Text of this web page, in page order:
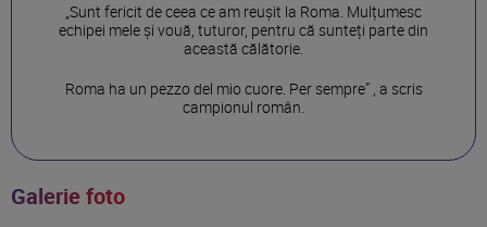
„Sunt fericit de ceea ce am reușit la Roma. Mulțumesc
echipei mele și vouă, tuturor, pentru că sunteți parte din
această călătorie.
Roma ha un pezzo del mio cuore. Per sempre” , a scris
campionul român.
Galerie foto